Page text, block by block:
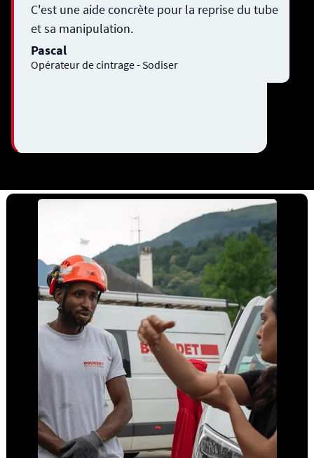
C'est une aide concrète pour la reprise du tube
et sa manipulation.
Pascal
Opérateur de cintrage - Sodiser